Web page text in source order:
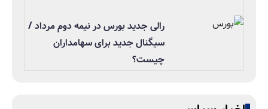
رالی جدید بورس در نیمه دوم مرداد /
سیگنال جدید برای سهامداران
چیست؟